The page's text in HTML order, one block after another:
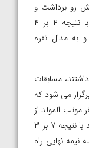
پیش رو برداشت و
راهی دیدار فینال شد. وی در این دیدار با نتیجه ۴ بر ۴
به مدال نقره
حضور داشتند، مسابقات
ای برگزار می شود که
دور اول با نتیجه ۸ بر صفر موتب المولد از
عربستان سعودی را مغلوب کرد و در دور بعد با نتیجه ۷ بر ۳
نهایی راه